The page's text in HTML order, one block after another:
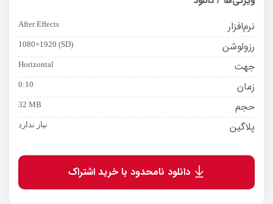
نرم‌افزار After Effects
رزولوشن 1080×1920 (SD)
جهت Horizontal
زمان 0:10
حجم 32 MB
پلاگین نیاز ندارد
دانلود نامحدود با خرید اشتراک